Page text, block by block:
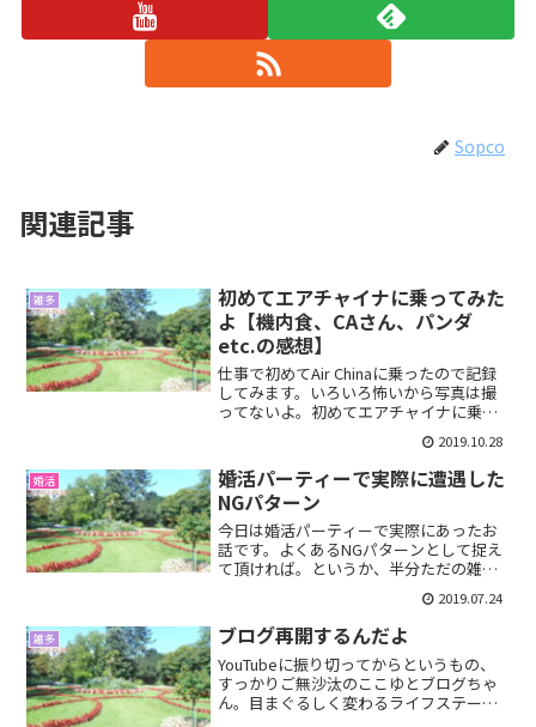
Sopco
関連記事
雑多
初めてエアチャイナに乗ってみた
よ【機内食、CAさん、パンダ
etc.の感想】
仕事で初めてAir Chinaに乗ったので記録
してみます。いろいろ怖いから写真は撮
ってないよ。初めてエアチャイナに乗っ
てみた座席私が乗った機内はあんまり美
しくはなかったです😿座席の下にに前の
お客さんの残したらしきくずが落ちてま
した。床付近は...
2019.10.28
婚活
婚活パーティーで実際に遭遇した
NGパターン
今日は婚活パーティーで実際にあったお
話です。よくあるNGパターンとして捉え
て頂ければ。というか、半分ただの雑談
です。また需要のない話・・・婚活パー
ティーで実際にあったNGパターン誰かに
似てるで話終わらせる人。本命以外の方
と会話している女性に...
2019.07.24
雑多 ブログ再開するんだよ
YouTubeに振り切ってからというもの、
すっかりご無沙汰のここゆとブログちゃ
ん。目まぐるしく変わるライフステージ